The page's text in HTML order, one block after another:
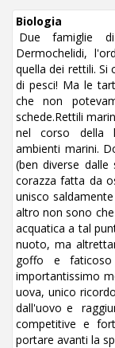
Biologia
Due famiglie
Dermochelidi,
quella dei rettili. Si
di pesci! Ma le
che non
schede.Rettili
nel corso della
ambienti marini.
(ben diverse
corazza fatta da
unisco
altro non sono
acquatica a tal
nuoto, ma
goffo e
importantissimo
uova, unico
dall'uovo e
competitive e
portare avanti la